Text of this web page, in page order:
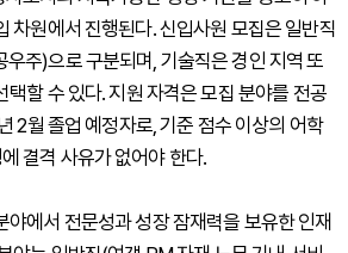
차원에서 진행된다. 신입사원 모집은 일반직
우주)으로 구분되며, 기술직은 경인 지역 또
택할 수 있다. 지원 자격은 모집 분야를 전공
2월 졸업 예정자로, 기준 점수 이상의 어학
결격 사유가 없어야 한다.
야에서 전문성과 성장 잠재력을 보유한 인재